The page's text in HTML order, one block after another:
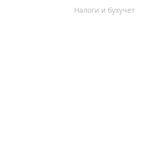
Налоги и бухучет